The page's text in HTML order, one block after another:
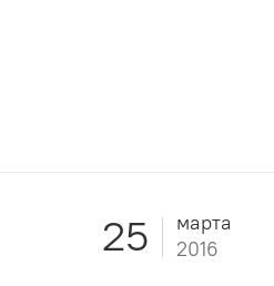
25
марта
2016